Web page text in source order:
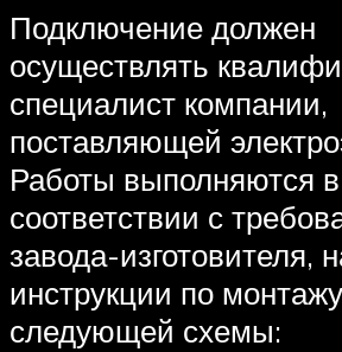
Подключение должен
осуществлять
специалист компании,
поставляющей
Работы выполняются в
соответствии с
завода-изготовителя,
инструкции по
следующей схемы: